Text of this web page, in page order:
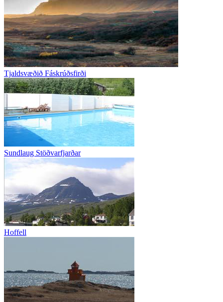
Tjaldsvæðið Fáskrúðsfirði
Sundlaug Stöðvarfjarðar
Hoffell